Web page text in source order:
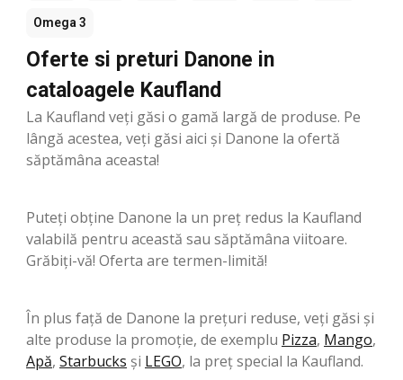
Omega 3
Oferte si preturi Danone in
cataloagele Kaufland
La Kaufland veți găsi o gamă largă de produse. Pe
lângă acestea, veți găsi aici și Danone la ofertă
săptămâna aceasta!
Puteți obține Danone la un preț redus la Kaufland
valabilă pentru această sau săptămâna viitoare.
Grăbiți-vă! Oferta are termen-limită!
În plus față de Danone la prețuri reduse, veți găsi și
alte produse la promoție, de exemplu Pizza, Mango,
Apă, Starbucks şi LEGO, la preț special la Kaufland.